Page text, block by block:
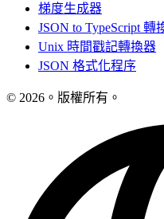
梯度生成器
JSON to TypeScript 轉
Unix 時間戳記轉換器
JSON 格式化程序
© 2026。版權所有。